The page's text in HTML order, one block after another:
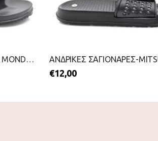
ΑΝΔΡΙΚΕΣ ΣΑΓΙΟΝΑΡΕΣ-IL MONDO-2199-0680-ΜΠΛΕ
€12,00